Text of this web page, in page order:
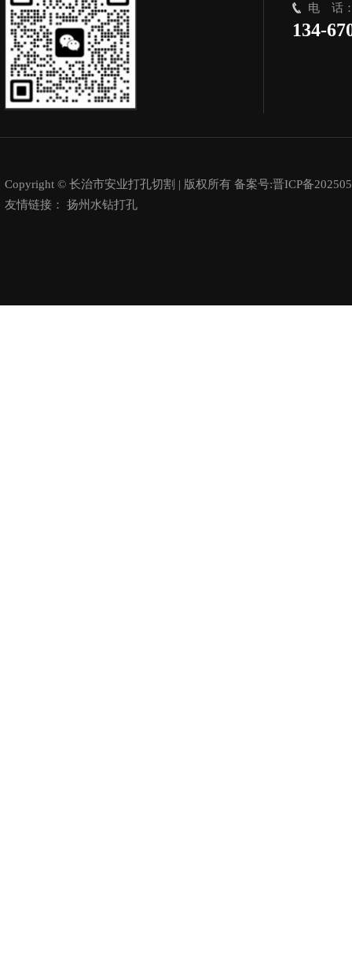
电 话
134-
Copyright © 长治市安业打孔切割 | 版权所有 备案号:晋ICP备
友情链接： 扬州水钻打孔